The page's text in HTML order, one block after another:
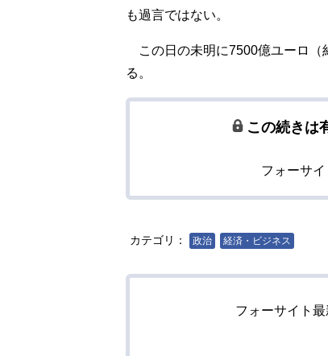
も過言ではない。
この日の未明に7500億ユーロ（
る。
この続きは
フォーサ
カテゴリ： 政治 経済・ビジネス
フォーサイト